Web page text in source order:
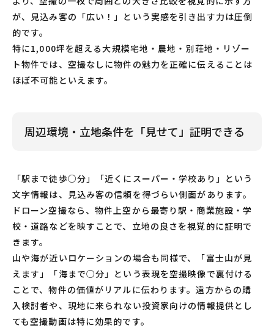
が、見込み客の「広い！」という実感を引き出す力は圧倒
的です。
特に1,000坪を超える大規模宅地・農地・別荘地・リゾー
ト物件では、空撮なしに物件の魅力を正確に伝えることは
ほぼ不可能といえます。
周辺環境・立地条件を「見せて」証明できる
「駅まで徒歩○分」「近くにスーパー・学校あり」という
文字情報は、見込み客の信頼を得づらい側面があります。
ドローン空撮なら、物件上空から最寄り駅・商業施設・学
校・道路などを映すことで、立地の良さを視覚的に証明で
きます。
山や海が近いロケーションの場合も同様で、「富士山が見
えます」「海まで○分」という表現を空撮映像で裏付ける
ことで、物件の価値がリアルに伝わります。遠方からの購
入検討者や、現地に来られない投資家向けの情報提供とし
ても空撮動画は特に効果的です。